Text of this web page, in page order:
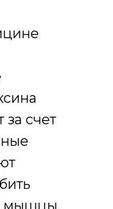
счет
мышцы.